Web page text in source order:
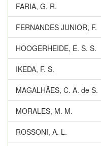
FARIA, G. R.
FERNANDES JUNIOR, F.
HOOGERHEIDE, E. S. S.
IKEDA, F. S.
MAGALHÃES, C. A. de S.
MORALES, M. M.
ROSSONI, A. L.